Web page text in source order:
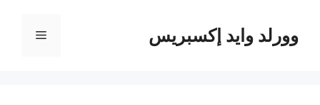
المحتوىوورلد وايد إكسبريس القائمة